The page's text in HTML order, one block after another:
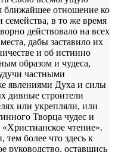
ближайшее отношение ко
семейства, в то же время
действовало на всех
дабы заставило их
и об истинно
образом и чудеса,
частными
явлениями Духа и силы
дивные строители
или укрепляли, или
Творца чудес и
чтение».
более что здесь к
руководство, оставшись